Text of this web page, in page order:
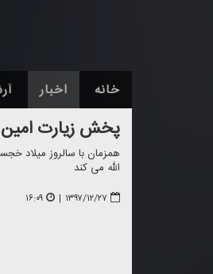
خانه اخبار
پخش زیارت امین
همزمان با سالروز میلاد
الله می كند
۱۳۹۷/۱۲/۲۷ | ۱۶:۰۹